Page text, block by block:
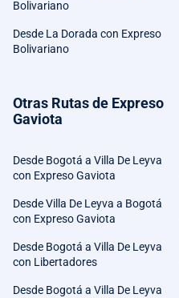
Bolivariano
Desde La Dorada con Expreso
Bolivariano
Otras Rutas de Expreso
Gaviota
Desde Bogotá a Villa De Leyva
con Expreso Gaviota
Desde Villa De Leyva a Bogotá
con Expreso Gaviota
Desde Bogotá a Villa De Leyva
con Libertadores
Desde Bogotá a Villa De Leyva